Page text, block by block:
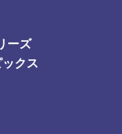
ーズ
クス